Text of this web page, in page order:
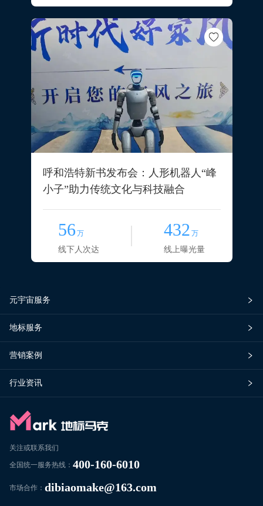
呼和浩特新书发布会：人形机器人“峰
小子”助力传统文化与科技融合
56 万
线下人次达
432 万
线上曝光量
元宇宙服务
地标服务
营销案例
行业资讯
关注或联系我们
全国统一服务热线： 400-160-6010
市场合作： dibiaomake@163.com